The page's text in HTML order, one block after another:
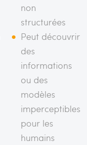
non
structurées
Peut découvrir
des
informations
ou des
modèles
imperceptibles
pour les
humains